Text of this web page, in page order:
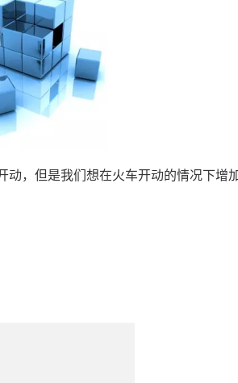
，但是我们想在火车开动的情况下增